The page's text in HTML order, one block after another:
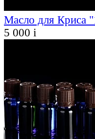
Масло для Криса
5 000 i